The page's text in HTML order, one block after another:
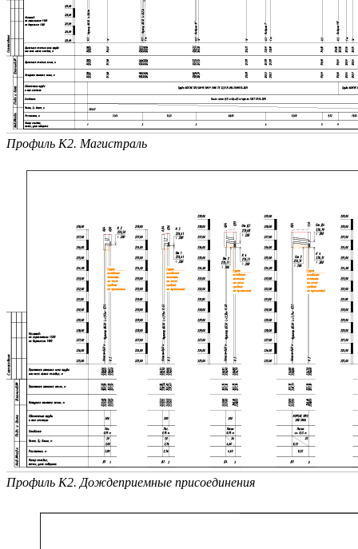
Профиль К2. Магистраль
Профиль К2. Дождеприемные присоединения